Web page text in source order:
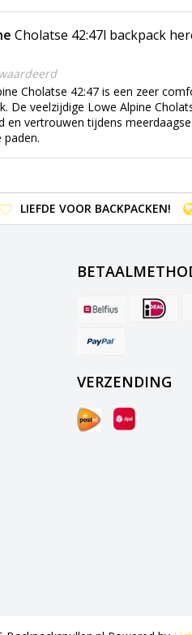
Cholatse 42:47l backpack
Cholatse 42:47 is een zeer
De veelzijdige Lowe Alpine
en vertrouwen tijdens
paden.
LIEFDE VOOR BACKPACKEN!
VERZENDING